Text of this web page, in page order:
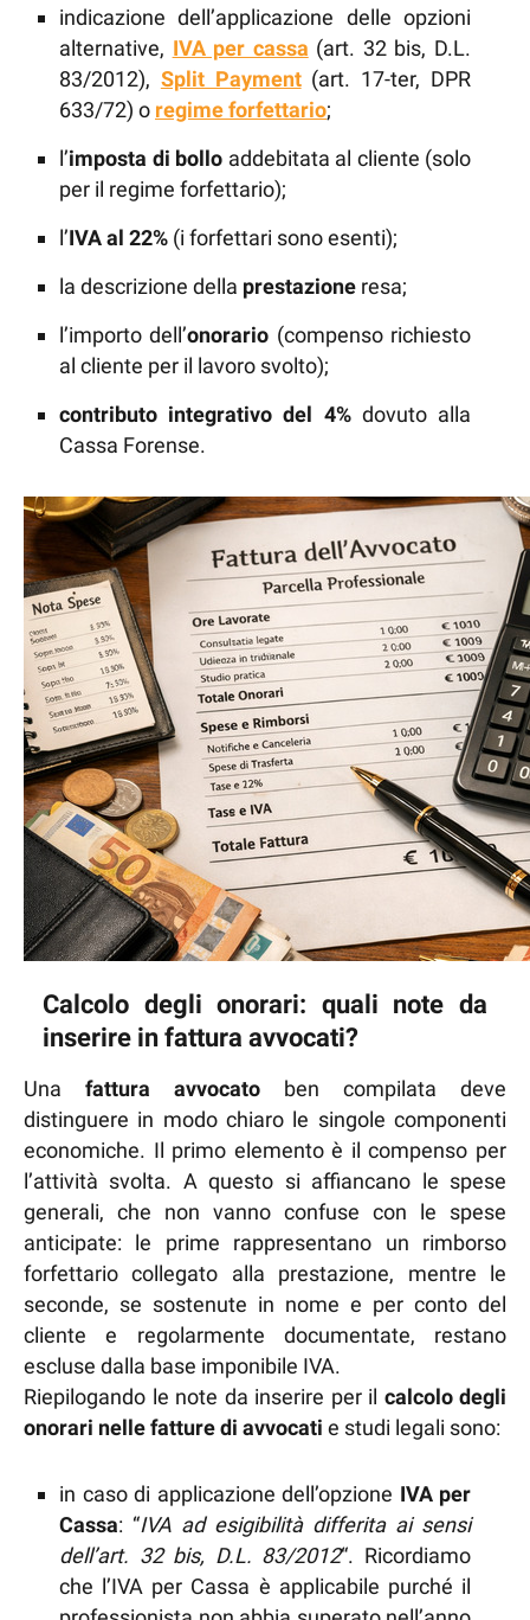
indicazione dell’applicazione delle opzioni
alternative, IVA per cassa (art. 32 bis, D.L.
83/2012), Split Payment(art. 17-ter, DPR
633/72) o regime forfettario;
l’imposta di bollo addebitata al cliente (solo
per il regime forfettario);
l’IVA al 22% (i forfettari sono esenti);
la descrizione della prestazione resa;
l’importo dell’onorario (compenso richiesto
al cliente per il lavoro svolto);
contributo integrativo del 4%dovuto alla
Cassa Forense.
Calcolo degli onorari: quali note da
inserire in fattura avvocati?
Una fattura avvocato ben compilata deve
distinguere in modo chiaro le singole componenti
economiche. Il primo elemento è il compenso per
l’attività svolta. A questo si affiancano le spese
generali, che non vanno confuse con le spese
anticipate: le prime rappresentano un rimborso
forfettario collegato alla prestazione, mentre le
seconde, se sostenute in nome e per conto del
cliente e regolarmente documentate, restano
escluse dalla base imponibile IVA.
Riepilogando le note da inserire per il calcolo degli
onorari nelle fatture di avvocati e studi legali sono:
in caso di applicazione dell’opzione IVA per
Cassa: “IVA ad esigibilità differita ai sensi
dell’art. 32 bis, D.L. 83/2012“. Ricordiamo
che l’IVA per Cassa è applicabile purché il